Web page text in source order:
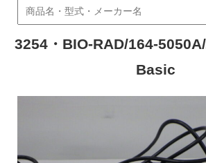
3254・BIO-RAD/164-
Basic